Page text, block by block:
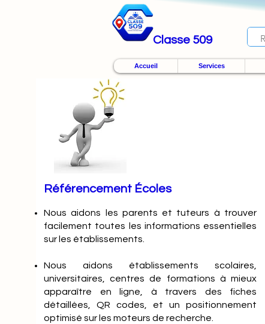
Classe 509
Accueil Services
Référencement Écoles
Nousaidons les parents et tuteurs à trouver
facilement toutes les informations essentielles
sur les établissements.
Nous aidons établissements scolaires,
universitaires, centres de formations à mieux
apparaître en ligne, à travers des fiches
détaillées, QR codes, et un positionnement
optimisé sur les moteurs de recherche.